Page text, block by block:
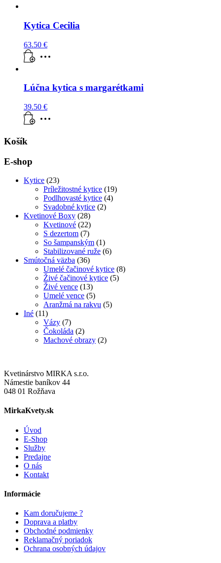
Kytica Cecilia
63.50 €
Lúčna kytica s margarétkami
39.50 €
Košík
E-shop
Kytice (23)
Príležitostné kytice (19)
Podlhovasté kytice (4)
Svadobné kytice (2)
Kvetinové Boxy (28)
Kvetinové (22)
S dezertom (7)
So šampanským (1)
Stabilizované ruže (6)
Smútočná väzba (36)
Umelé čačinové kytice (8)
Živé čačinové kytice (5)
Živé vence (13)
Umelé vence (5)
Aranžmá na rakvu (5)
Iné (11)
Vázy (7)
Čokoláda (2)
Machové obrazy (2)
Kvetinárstvo MIRKA s.r.o.
Námestie baníkov 44
048 01 Rožňava
MirkaKvety.sk
Úvod
E-Shop
Služby
Predajne
O nás
Kontakt
Informácie
Kam doručujeme ?
Doprava a platby
Obchodné podmienky
Reklamačný poriadok
Ochrana osobných údajov